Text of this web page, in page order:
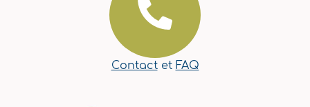
Contactet FAQ